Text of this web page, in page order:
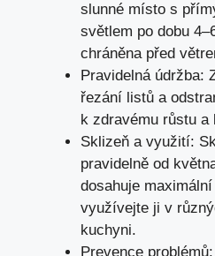
slunné místo s
světlem po dobu
chráněna před
Pravidelná údržba:
řezání listů a
k zdravému růstu a
Sklizeň a využití:
pravidelně od
dosahuje
využívejte ji v
kuchyni.
Prevence